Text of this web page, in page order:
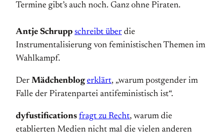
Termine gibt’s auch noch. Ganz ohne Piraten.
Antje Schrupp schreibt über die
Instrumentalisierung von feministischen Themen im
Wahlkampf.
Der Mädchenblog erklärt, „warum postgender im
Falle der Piratenpartei antifeministisch ist“.
dyfustifications fragt zu Recht, warum die
etablierten Medien nicht mal die vielen anderen